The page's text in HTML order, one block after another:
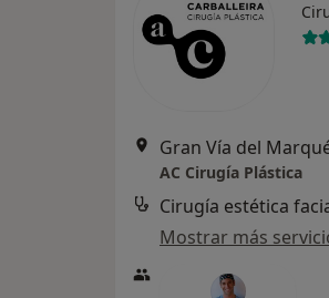
AC Cirugía Plástica
Cirugía estética
Mostrar más